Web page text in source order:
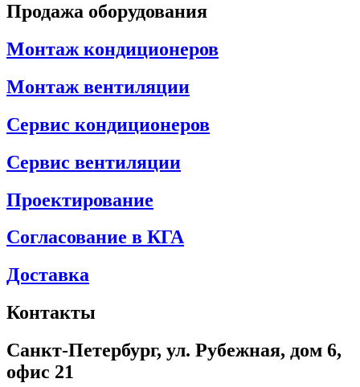
Продажа оборудования
Монтаж кондиционеров
Монтаж вентиляции
Сервис кондиционеров
Сервис вентиляции
Проектирование
Согласование в КГА
Доставка
Контакты
Санкт-Петербург, ул. Рубежная, дом 6,
офис 21